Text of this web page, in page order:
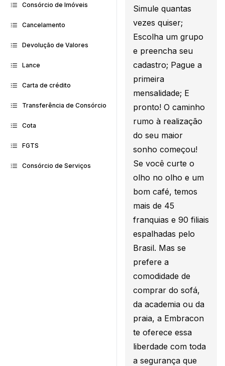
Consórcio de Imóveis
Cancelamento
Devolução de Valores
Lance
Carta de crédito
Transferência de Consórcio
Cota
FGTS
Consórcio de Serviços
Simule quantas
vezes quiser;
Escolha um grupo
e preencha seu
cadastro; Pague a
primeira
mensalidade; E
pronto! O caminho
rumo à realização
do seu maior
sonho começou!
Se você curte o
olho no olho e um
bom café, temos
mais de 45
franquias e 90 filiais
espalhadas pelo
Brasil. Mas se
prefere a
comodidade de
comprar do sofá,
da academia ou da
praia, a Embracon
te oferece essa
liberdade com toda
a segurança que